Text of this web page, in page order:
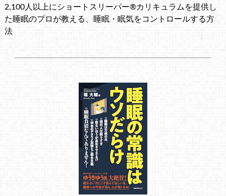
2,100人以上にショートスリーパー®カリキュラムを提供し
た睡眠のプロが教える、睡眠・眠気をコントロールする方
法